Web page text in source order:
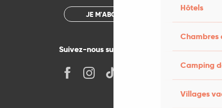
Hôtels
Chambres
Camping
Villages
JE M'ABONNE
Suivez-nous sur les réseaux !